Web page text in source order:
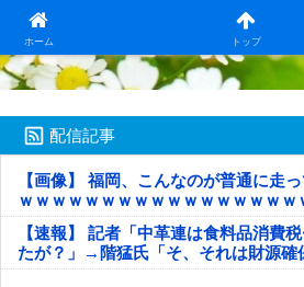
ホーム トップ
日本第一！ニュース録
配信記事
【画像】 福岡、こんなのが普通に走
ｗｗｗｗｗｗｗｗｗｗｗｗｗｗｗｗｗ
ｗｗｗｗｗ
【速報】 記者「中革連は食料品消費
たが？」→階猛氏「そ、それは財源確